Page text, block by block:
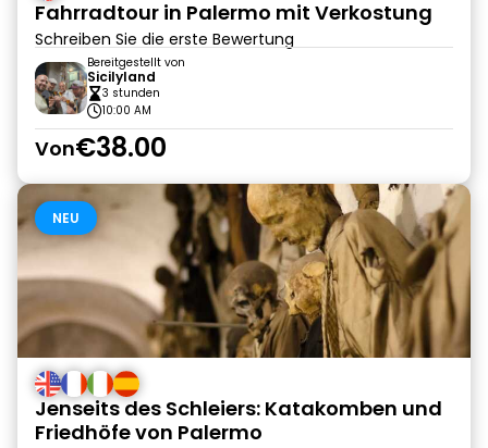
Fahrradtour in Palermo mit Verkostung
Schreiben Sie die erste Bewertung
Bereitgestellt von
Sicilyland
3 stunden
10:00 AM
Von€38.00
NEU
Jenseits des Schleiers: Katakomben und
Friedhöfe von Palermo